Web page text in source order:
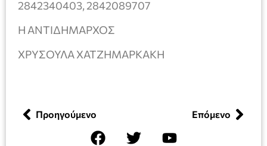
2842340403, 2842089707
Η ΑΝΤΙΔΗΜΑΡΧΟΣ
ΧΡΥΣΟΥΛΑ ΧΑΤΖΗΜΑΡΚΑΚΗ
Προηγούμενο Επόμενο